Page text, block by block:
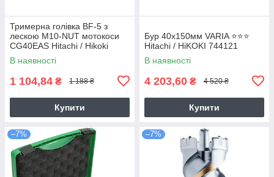
Тримерна голівка BF-5 з
лескою M10-NUT мотокоси
CG40EAS Hitachi / Hikoki
6695784
В наявності
1 104,84 ₴ 1 188 ₴
Купити
Бур 40х150мм VARIA ⭐️⭐️⭐️
Hitachi / HiKOKI 744121
В наявності
4 203,60 ₴ 4 520 ₴
Купити
–7% –7%